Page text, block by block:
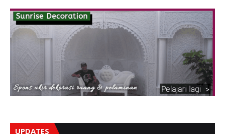
UPDATES